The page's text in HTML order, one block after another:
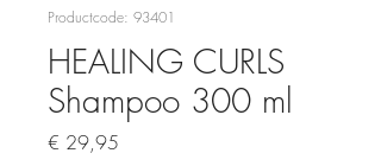
Productcode: 93401
HEALING CURLS
Shampoo 300 ml
€ 29,95